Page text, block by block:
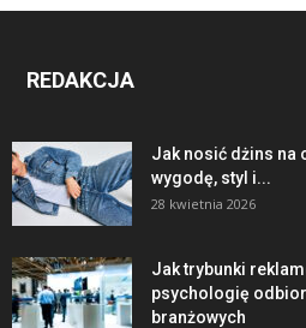
REDAKCJA
Jak nosić dżins na
wygodę, styl i...
28 kwietnia 2026
Jak trybunki
psychologię
branżowych